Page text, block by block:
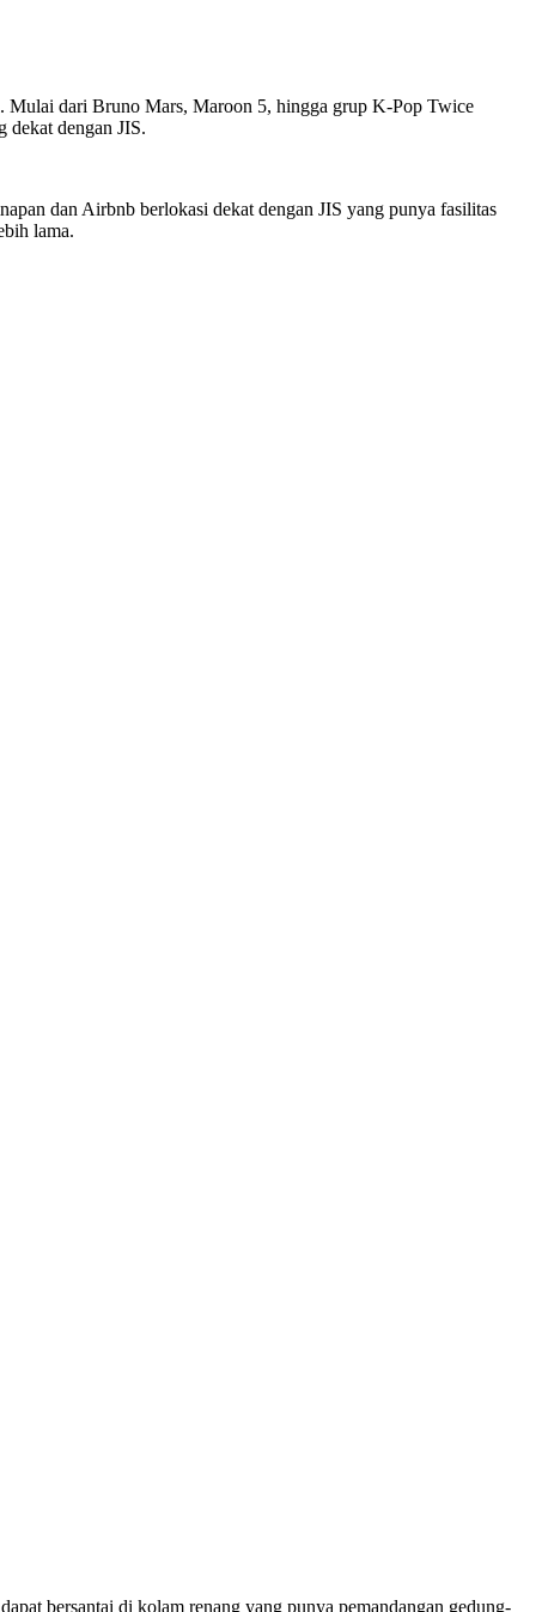
Mulai dari Bruno Mars, Maroon 5, hingga grup K-Pop Twice
dekat dengan JIS.
dan Airbnb berlokasi dekat dengan JIS yang punya fasilitas
lama.
bersantai di kolam renang yang punya pemandangan gedung-